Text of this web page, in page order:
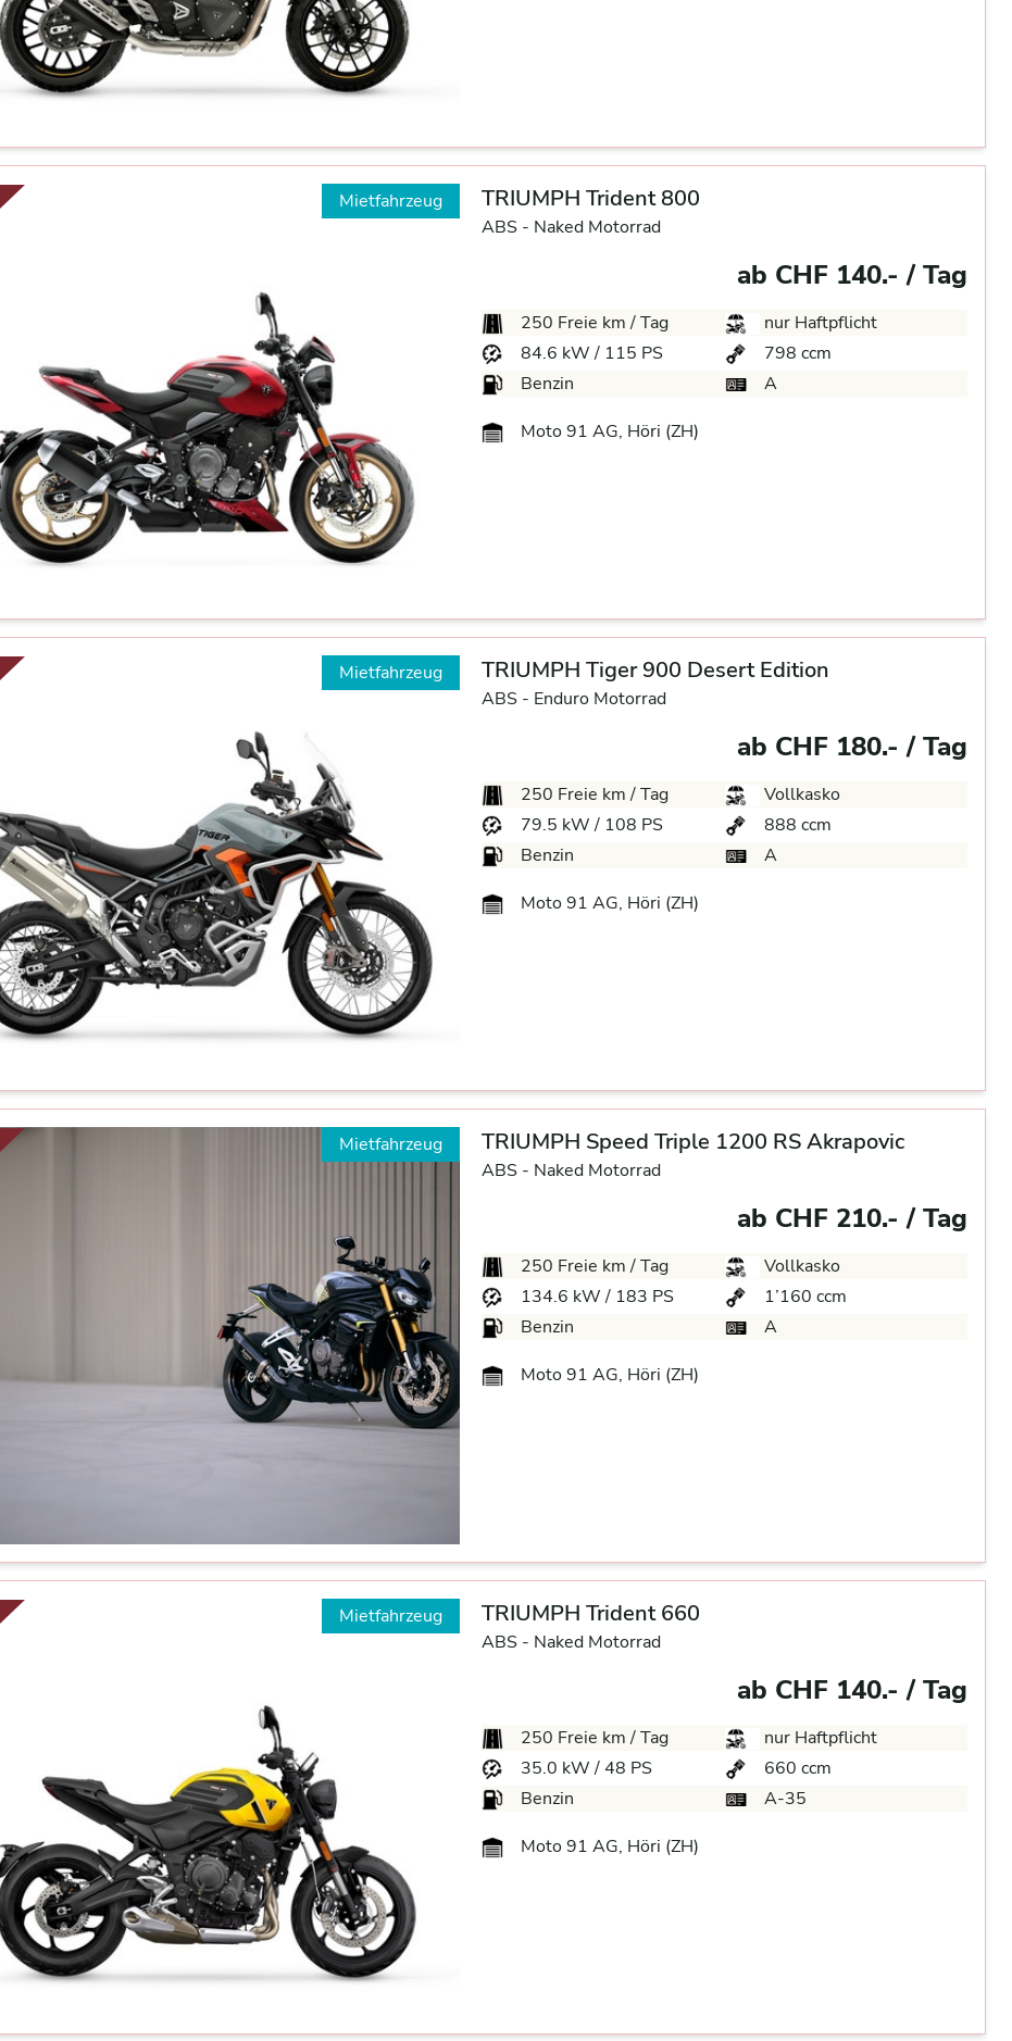
Mietfahrzeug TRIUMPH Trident 800
ABS - Naked Motorrad
ab CHF 140.- / Tag
250 Freie km / Tag
nur Haftpflicht
84.6 kW / 115 PS
798 ccm
Benzin
A
Moto 91 AG, Höri (ZH)
Mietfahrzeug TRIUMPH Tiger 900 Desert Edition
ABS - Enduro Motorrad
ab CHF 180.- / Tag
250 Freie km / Tag
Vollkasko
79.5 kW / 108 PS
888 ccm
Benzin
A
Moto 91 AG, Höri (ZH)
Mietfahrzeug TRIUMPH Speed Triple 1200 RS Akrapovic
ABS - Naked Motorrad
ab CHF 210.- / Tag
250 Freie km / Tag
Vollkasko
134.6 kW / 183 PS
1’160 ccm
Benzin
A
Moto 91 AG, Höri (ZH)
Mietfahrzeug TRIUMPH Trident 660
ABS - Naked Motorrad
ab CHF 140.- / Tag
250 Freie km / Tag
nur Haftpflicht
35.0 kW / 48 PS
660 ccm
Benzin
A-35
Moto 91 AG, Höri (ZH)